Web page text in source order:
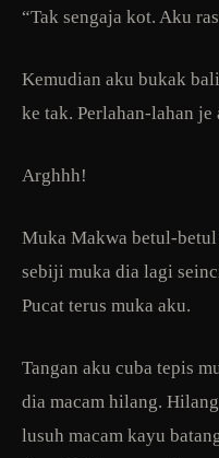
“Tak sengaja kot. Aku
Kemudian aku bukak
ke tak. Perlahan-lahan je
Arghhh!
Muka Makwa betul-
sebiji muka dia lagi
Pucat terus muka aku.
Tangan aku cuba tepis
dia macam hilang.
lusuh macam kayu